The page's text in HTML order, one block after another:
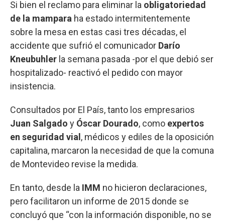
Si bien el reclamo para eliminar la obligatoriedad
de la mampara ha estado intermitentemente
sobre la mesa en estas casi tres décadas, el
accidente que sufrió el comunicador Darío
Kneubuhler la semana pasada -por el que debió ser
hospitalizado- reactivó el pedido con mayor
insistencia.
Consultados por El País, tanto los empresarios
Juan Salgado y Óscar Dourado, como expertos
en seguridad vial , médicos y ediles de la oposición
capitalina, marcaron la necesidad de que la comuna
de Montevideo revise la medida.
En tanto, desde la IMM no hicieron declaraciones,
pero facilitaron un informe de 2015 donde se
concluyó que “con la información disponible, no se